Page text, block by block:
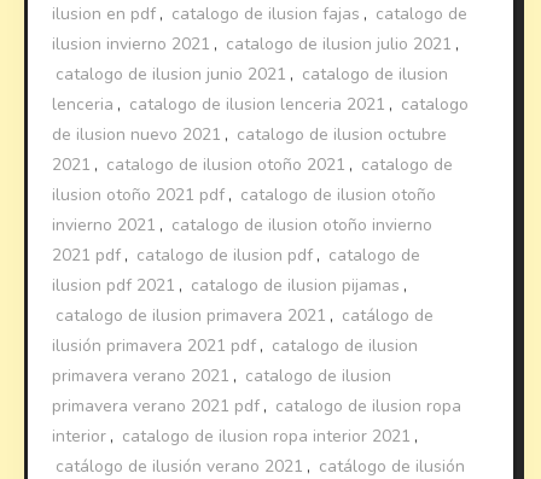
ilusion en pdf , catalogo de ilusion fajas , catalogo de
ilusion invierno 2021 , catalogo de ilusion julio 2021 ,
catalogo de ilusion junio 2021 , catalogo de ilusion
lenceria , catalogo de ilusion lenceria 2021 , catalogo
de ilusion nuevo 2021 , catalogo de ilusion octubre
2021 , catalogo de ilusion otoño 2021 , catalogo de
ilusion otoño 2021 pdf , catalogo de ilusion otoño
invierno 2021 , catalogo de ilusion otoño invierno
2021 pdf , catalogo de ilusion pdf , catalogo de
ilusion pdf 2021 , catalogo de ilusion pijamas ,
catalogo de ilusion primavera 2021 , catálogo de
ilusión primavera 2021 pdf , catalogo de ilusion
primavera verano 2021 , catalogo de ilusion
primavera verano 2021 pdf , catalogo de ilusion ropa
interior , catalogo de ilusion ropa interior 2021 ,
catálogo de ilusión verano 2021 , catálogo de ilusión